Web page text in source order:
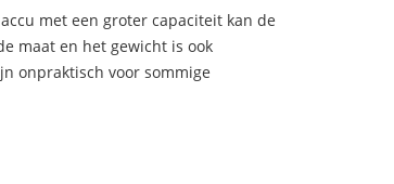
met een groter capaciteit kan de
maat en het gewicht is ook
onpraktisch voor sommige